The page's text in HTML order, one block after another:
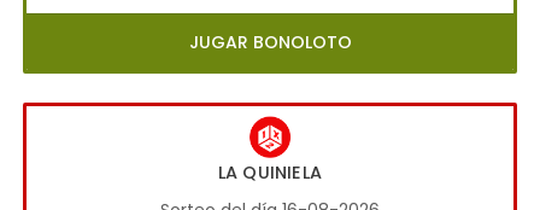
JUGAR BONOLOTO
LA QUINIELA